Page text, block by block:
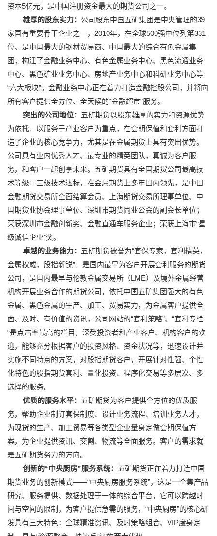
资本5亿元，是中国注册资金最大的期货公司之一。
雄厚的股东实力： 公司股东中国五矿集团是中央管理的39
家国有重要骨干企业之一，2010年，在全球500强中位列第331
位。是中国最大的钢材贸易商、中国最大的综合有色金属集
团，构建了金融业务中心、有色金属业务中心、黑色流通业务
中心、黑色矿业业务中心、房地产业务中心和科研业务中心等
“六大板块”。金融业务中心正在着力打造金融控股公司，并将向
所有客户提供全方位、全天候的“金融超市”服务。
突出的公司地位： 五矿期货以股东雄厚的实力和资源优势
为依托，以服务于产业客户为重点，在套期保值和套利方面打
造了企业的核心竞争力，尤其是在金属期货上具有突出优势。
公司具有业内优秀人才、最专业的精英团队，真诚为客户服
务，和客户一起创享未来。五矿期货具有全国期货公司最高技
术等级：三级技术达标，在金属期货上多年国内领先，是中国
金融期货交易所全面结算会员、上海期货交易所理事单位、中
国期货业协会理事单位、深圳市期货同业公会的副会长单位；
荣获深圳市金融创新奖、金融直通车服务企业；荣获上海市“星
级诚信企业”奖。
卓越的业务能力： 五矿期货被誉为“套保专家，套利精英，
金属权威，股指新锐”。是国内最早为客户开展套利服务的期货
公司，是国内最早与伦敦金属交易所（LME）及境外金属经营
机构开展业务合作的期货公司，依托中国五矿集团强大的有色
金属、黑色金属的生产、加工、贸易实力，为金属客户提供全
面、及时、有价值的资讯，公司网站的“套利策略”、“套利专栏
“是点击率最高的栏目，深受投资者和产业客户、机构客户的欢
迎，能够充分根据客户的投资风格、资金状况等，迅速设计并
实施不同特点的方案，对股指期货客户，开展针对性强、个性
化特色的股指期货套利、量化投资、程序化交易等多层次、多
选择的服务。
优质的服务水平： 五矿期货为客户提供全方位的优质服
务，帮助企业制订套保制度、设计业务流程、培训业务人才，
为现货的生产、加工贸易等各类型企业量身定做套期保值方
案，为企业提供资讯、交割、物流等全面服务。客户的需求就
是五矿期货努力的方向。
创新的“中央厨房”服务系统： 五矿期货正在着力打造中国
期货业务的创新模式——“中央厨房服务系统”，这是一个集产品
研究、服务提供、数据处理于一体的综合平台，它可以跨越时
间与空间的限制，为客户提供急需的服务，“中央厨房”的核心研
发具有三大特色：全球精准资讯、及时策略组合、VIP度身定